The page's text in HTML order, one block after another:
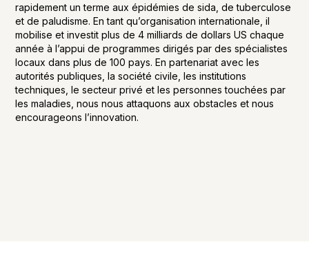
rapidement un terme aux épidémies de sida, de tuberculose
et de paludisme. En tant qu’organisation internationale, il
mobilise et investit plus de 4 milliards de dollars US chaque
année à l’appui de programmes dirigés par des spécialistes
locaux dans plus de 100 pays. En partenariat avec les
autorités publiques, la société civile, les institutions
techniques, le secteur privé et les personnes touchées par
les maladies, nous nous attaquons aux obstacles et nous
encourageons l’innovation.